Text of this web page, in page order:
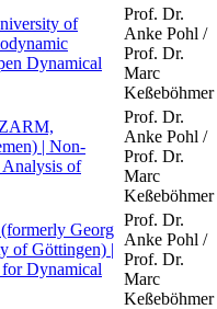
of
Dynamical
Prof. Dr.
Anke Pohl /
Prof. Dr.
Marc
Keßeböhmer
| Non-
of
Prof. Dr.
Anke Pohl /
Prof. Dr.
Marc
Keßeböhmer
Georg
of Göttingen) |
Dynamical
Prof. Dr.
Anke Pohl /
Prof. Dr.
Marc
Keßeböhmer